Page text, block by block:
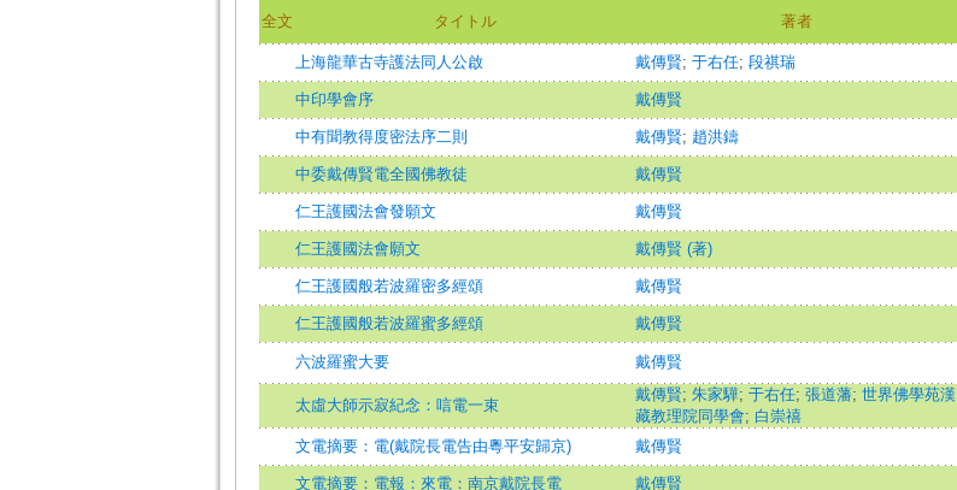
全文 タイトル 著者
上海龍華古寺護法同人公啟
戴傳賢; 于右任; 段祺瑞
中印學會序 戴傳賢
中有聞教得度密法序二則 戴傳賢; 趙洪鑄
中委戴傳賢電全國佛教徒 戴傳賢
仁王護國法會發願文 戴傳賢
仁王護國法會願文 戴傳賢 (著)
仁王護國般若波羅密多經頌 戴傳賢
仁王護國般若波羅蜜多經頌 戴傳賢
六波羅蜜大要 戴傳賢
太虛大師示寂紀念：唁電一束
戴傳賢; 朱家驊; 于右任; 張道藩; 世界佛學苑漢
藏教理院同學會; 白崇禧
文電摘要：電(戴院長電告由粵平安歸京) 戴傳賢
文電摘要：電報：來電：南京戴院長電 戴傳賢